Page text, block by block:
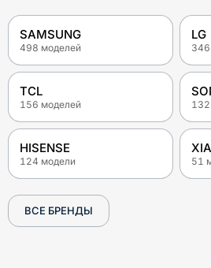
SAMSUNG
498 моделей
LG
346
TCL
156 моделей 132
HISENSE
124 модели 51
ВСЕ БРЕНДЫ